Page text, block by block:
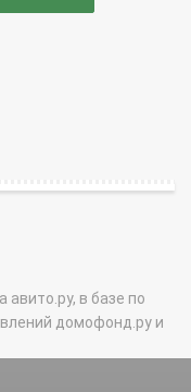
авито.ру, в базе по
домофонд.ру и